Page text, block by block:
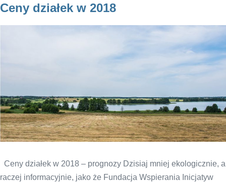
Ceny działek w 2018
Ceny działek w 2018 – prognozy Dzisiaj mniej ekologicznie, a
raczej informacyjnie, jako że Fundacja Wspierania Inicjatyw